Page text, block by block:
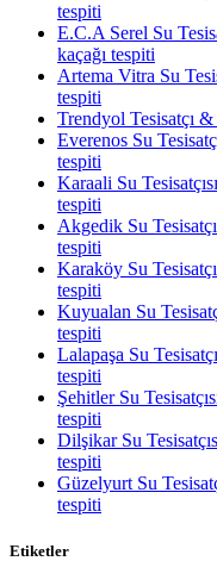
tespiti
E.C.A Serel Su
kaçağı tespiti
Artema Vitra Su
tespiti
Trendyol Tesisatçı
Everenos Su
tespiti
Karaali Su
tespiti
Akgedik Su
tespiti
Karaköy Su
tespiti
Kuyualan Su
tespiti
Lalapaşa Su
tespiti
Şehitler Su
tespiti
Dilşikar Su
tespiti
Güzelyurt Su
tespiti
Etiketler